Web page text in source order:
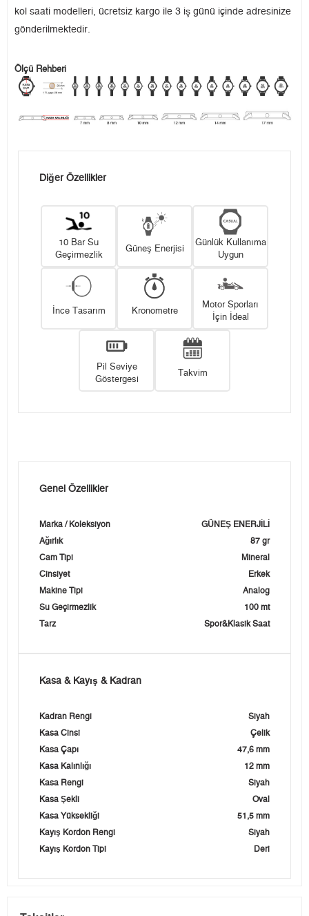
kol saati modelleri, ücretsiz kargo ile 3 iş günü içinde adresinize
gönderilmektedir.
Ölçü Rehberi
Diğer Özellikler
10 Bar Su
Geçirmezlik
Güneş Enerjisi
Günlük Kullanıma
Uygun
İnce Tasarım Kronometre
Motor Sporları
İçin İdeal
Pil Seviye
Göstergesi
Takvim
Genel Özellikler
Marka / Koleksiyon
GÜNEŞ ENERJİLİ
Ağırlık
87 gr
Cam Tipi
Mineral
Cinsiyet
Erkek
Makine Tipi
Analog
Su Geçirmezlik
100 mt
Tarz
Spor&Klasik Saat
Kasa & Kayış & Kadran
Kadran Rengi
Siyah
Kasa Cinsi
Çelik
Kasa Çapı
47,6 mm
Kasa Kalınlığı
12 mm
Kasa Rengi
Siyah
Kasa Şekli
Oval
Kasa Yüksekliği
51,5 mm
Kayış Kordon Rengi
Siyah
Kayış Kordon Tipi
Deri